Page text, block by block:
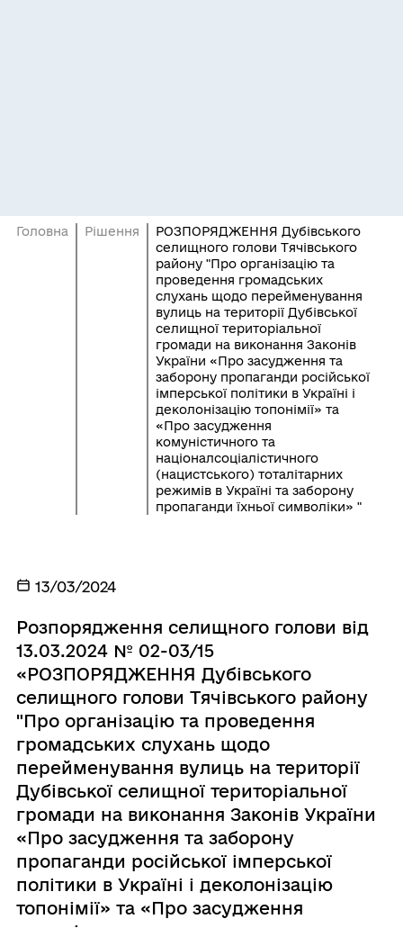
Головна Рішення
РОЗПОРЯДЖЕННЯ Дубівського
селищного голови Тячівського
району "Про організацію та
проведення громадських
слухань щодо перейменування
вулиць на території Дубівської
селищної територіальної
громади на виконання Законів
України «Про засудження та
заборону пропаганди російської
імперської політики в Україні і
деколонізацію топонімії» та
«Про засудження
комуністичного та
націоналсоціалістичного
(нацистського) тоталітарних
режимів в Україні та заборону
пропаганди їхньої символіки» "
13/03/2024
Розпорядження селищного голови від
13.03.2024 № 02-03/15
«РОЗПОРЯДЖЕННЯ Дубівського
селищного голови Тячівського району
"Про організацію та проведення
громадських слухань щодо
перейменування вулиць на території
Дубівської селищної територіальної
громади на виконання Законів України
«Про засудження та заборону
пропаганди російської імперської
політики в Україні і деколонізацію
топонімії» та «Про засудження